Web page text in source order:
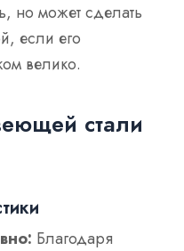
но может сделать
если его
велико.
стали
Благодаря